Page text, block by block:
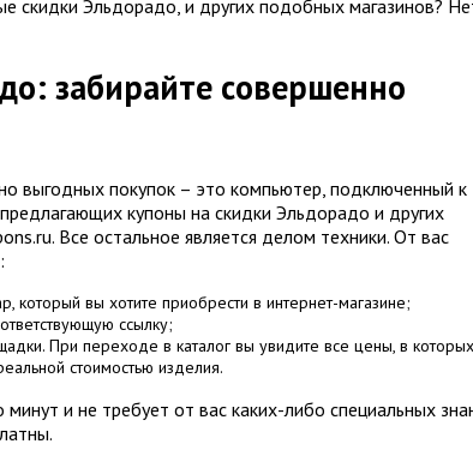
скидки Эльдорадо, и других подобных магазинов?
забирайте совершенно
выгодных покупок – это компьютер, подключенный к
купоны на скидки Эльдорадо и других
Все остальное является делом техники. От вас
который вы хотите приобрести в интернет-магазине;
ссылку;
При переходе в каталог вы увидите все цены, в которых
стоимостью изделия.
и не требует от вас каких-либо специальных